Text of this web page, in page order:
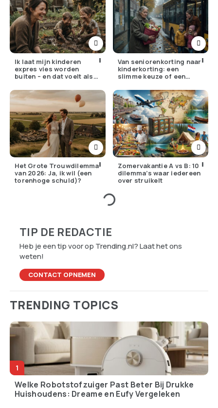
Ik laat mijn kinderen
expres vies worden
buiten – en dat voelt als
Van seniorenkorting naar
kinderkorting: een
slimme keuze of een
Het Grote Trouwdilemma
van 2026: Ja, ik wil (een
torenhoge schuld)?
Zomervakantie A vs B: 10
dilemma’s waar iedereen
over struikelt
TIP DE REDACTIE
Heb je een tip voor op Trending.nl? Laat het ons
weten!
CONTACT OPNEMEN
TRENDING TOPICS
Welke Robotstofzuiger Past Beter Bij Drukke
Huishoudens: Dreame en Eufy Vergeleken